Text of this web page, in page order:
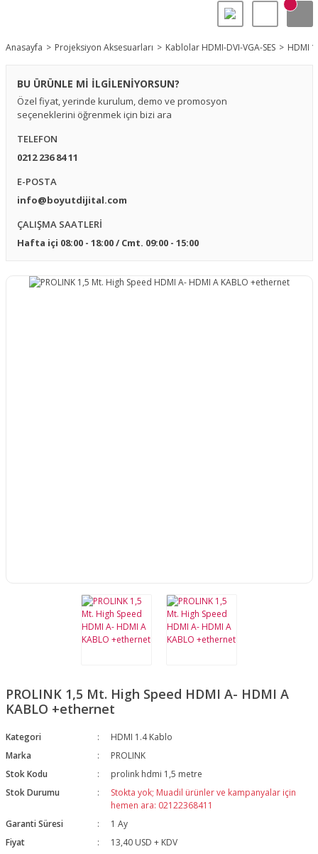
Anasayfa Projeksiyon Aksesuarları Kablolar HDMI-DVI-VGA-SES HDMI
BU ÜRÜNLE Mİ İLGİLENİYORSUN?
Özel fiyat, yerinde kurulum, demo ve promosyon
seçeneklerini öğrenmek için bizi ara
TELEFON
0212 236 84 11
E-POSTA
info@boyutdijital.com
ÇALIŞMA SAATLERİ
Hafta içi 08:00 - 18:00 / Cmt. 09:00 - 15:00
PROLINK 1,5 Mt. High Speed HDMI A- HDMI A
KABLO +ethernet
Kategori
HDMI 1.4 Kablo
Marka
PROLINK
Stok Kodu
prolink hdmi 1,5 metre
Stok Durumu
Stokta yok; Muadil ürünler ve kampanyalar için
hemen ara: 02122368411
Garanti Süresi
1 Ay
Fiyat
13,40 USD + KDV